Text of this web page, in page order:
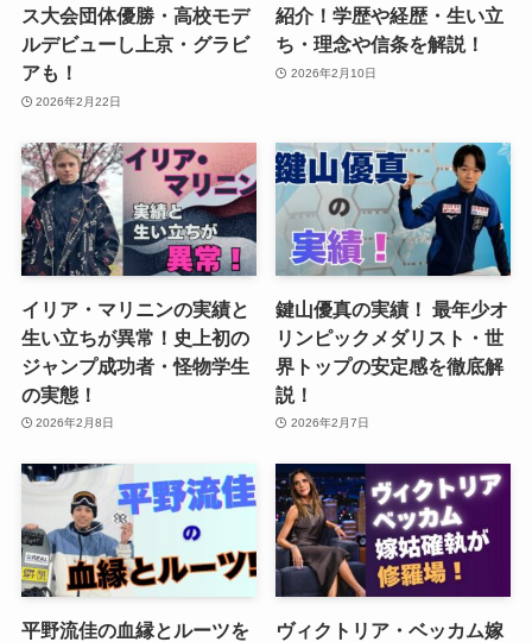
ス大会団体優勝・高校モデ
ルデビューし上京・グラビ
アも！
2026年2月22日
紹介！学歴や経歴・生い立
ち・理念や信条を解説！
2026年2月10日
イリア・マリニンの実績と
生い立ちが異常！史上初の
ジャンプ成功者・怪物学生
の実態！
2026年2月8日
鍵山優真の実績！ 最年少オ
リンピックメダリスト・世
界トップの安定感を徹底解
説！
2026年2月7日
平野流佳の血縁とルーツを
ヴィクトリア・ベッカム嫁